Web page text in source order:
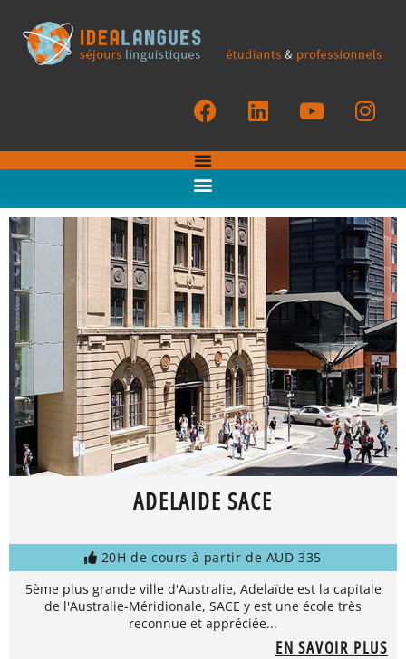
ADELAIDE SACE
20H de cours à partir de AUD 335
5ème plus grande ville d'Australie, Adelaïde est la capitale
de l'Australie-Méridionale, SACE y est une école très
reconnue et appréciée...
EN SAVOIR PLUS